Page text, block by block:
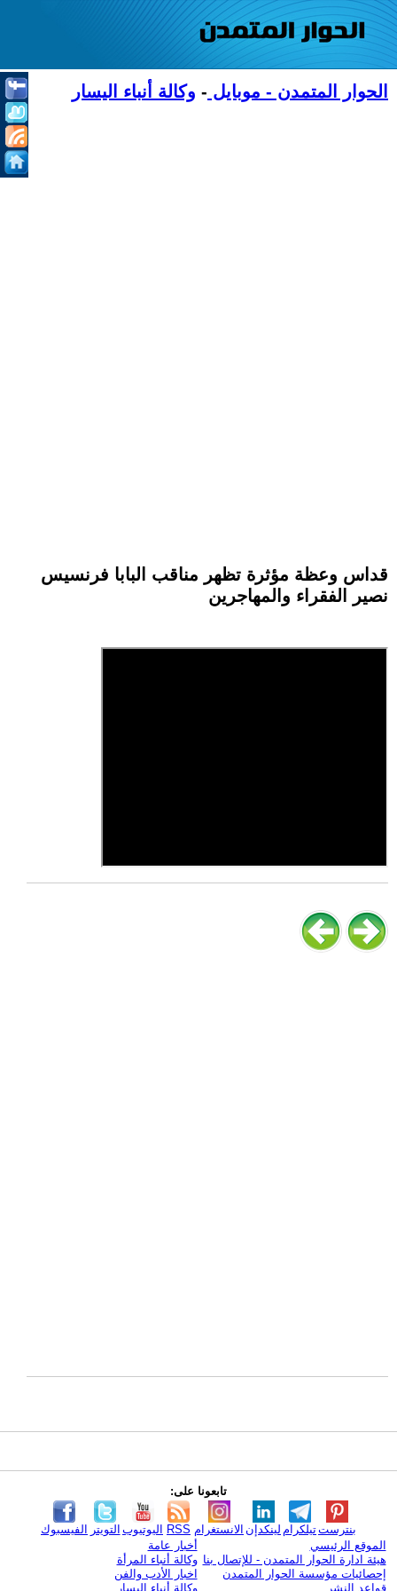
الحوار المتمدن - موبايل - وكالة أنباء اليسار
قداس وعظة مؤثرة تظهر مناقب البابا فرنسيس
نصير الفقراء والمهاجرين
تابعونا على:
الفيسبوك التويتر اليوتيوب RSS الانستغرام لينكدإن تيلكرامبنترست
الموقع الرئيسي
هيئة ادارة الحوار المتمدن - للإتصال بنا
إحصائيات مؤسسة الحوار المتمدن
قواعد النشر
أخبار عامة
وكالة أنباء المرأة
اخبار الأدب والفن
وكالة أنباء اليسار